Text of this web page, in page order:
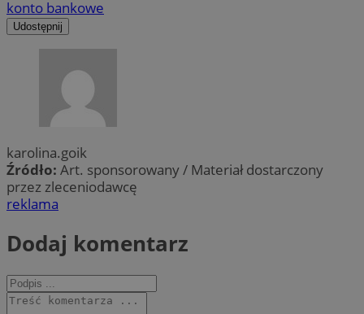
konto bankowe
Udostępnij
karolina.goik
Źródło: Art. sponsorowany / Materiał dostarczony
przez zleceniodawcę
reklama
Dodaj komentarz